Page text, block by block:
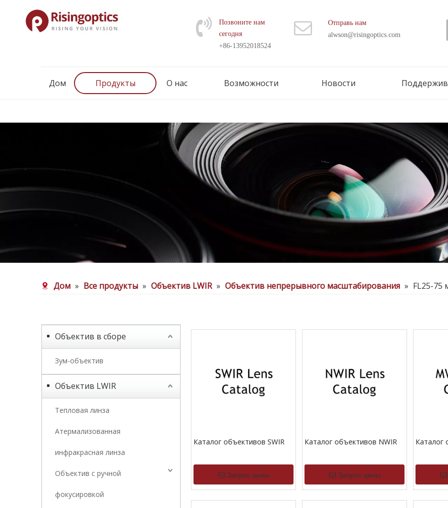
Позвоните нам
сегодня
+86-13952018524
Отправь нам
alwson@risingoptics.com
Дом Продукты О нас Возможности Новости
Дом » Все продукты » Объектив LWIR » Объектив непрерывного масштабирования » FL25-75
Объектив в сборе
Зум-объектив
Объектив LWIR
Тепловая линза
Атермализованная
инфракрасная линза
Объектив с ручной
фокусировкой
Каталог объективов SWIR
Запрос цены
Каталог объективов NWIR
Запрос цены
Каталог